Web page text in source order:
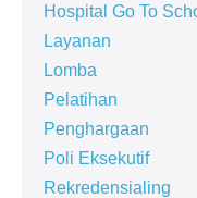
Hospital Go To
Layanan
Lomba
Pelatihan
Penghargaan
Poli Eksekutif
Rekredensialing